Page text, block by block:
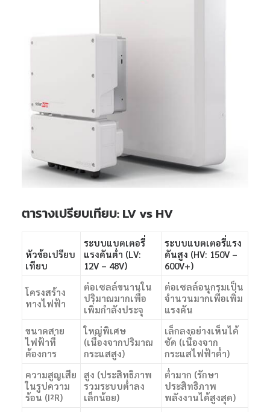
ตารางเปรียบเทียบ: LV vs HV
หัวข้อเปรียบ
เทียบ
ระบบแบตเตอรี่
แรงดันต่ำ (LV:
12V – 48V)
ระบบแบตเตอรี่แรง
ดันสูง (HV: 150V –
600V+)
โครงสร้าง
ทางไฟฟ้า
ต่อเซลล์ขนานใน
ปริมาณมากเพื่อ
เพิ่มกำลังประจุ
ต่อเซลล์อนุกรมเป็น
จำนวนมากเพื่อเพิ่ม
แรงดัน
ขนาดสาย
ไฟฟ้าที่
ต้องการ
ใหญ่พิเศษ
(เนื่องจากปริมาณ
กระแสสูง)
เล็กลงอย่างเห็นได้
ชัด (เนื่องจาก
กระแสไฟฟ้าต่ำ)
ความสูญเสีย
ในรูปความ
ร้อน (I²R)
สูง (ประสิทธิภาพ
รวมระบบต่ำลง
เล็กน้อย)
ต่ำมาก (รักษา
ประสิทธิภาพ
พลังงานได้สูงสุด)